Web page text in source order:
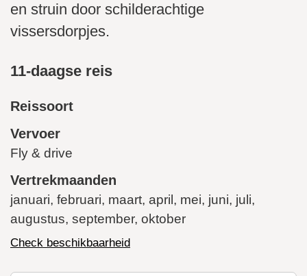
en struin door schilderachtige
vissersdorpjes.
11-daagse reis
Reissoort
Vervoer
Fly & drive
Vertrekmaanden
januari, februari, maart, april, mei, juni, juli,
augustus, september, oktober
Check beschikbaarheid